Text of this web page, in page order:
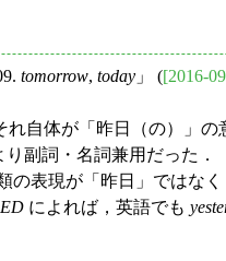
tomorrow, today 」 ([2016-
れ自体が「昨日（の）」
り副詞・名詞兼用だった．
表現が「昨日」ではな
によれば，英語でも